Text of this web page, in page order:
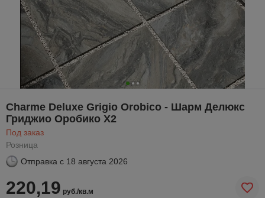
Charme Deluxe Grigio Orobico - Шарм Делюкс
Гриджио Оробико X2
Под заказ
Розница
Отправка с 18 августа 2026
220,19 руб./кв.м